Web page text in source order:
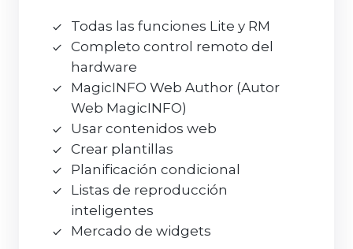
Todas las funciones Lite y RM
Completo control remoto del
hardware
MagicINFO Web Author (Autor
Web MagicINFO)
Usar contenidos web
Crear plantillas
Planificación condicional
Listas de reproducción
inteligentes
Mercado de widgets